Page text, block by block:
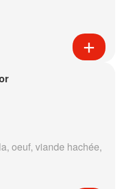
oeuf, viande hachée,